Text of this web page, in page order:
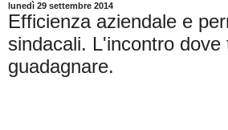
lunedì 29 settembre 2014
Efficienza aziendale e
sindacali. L'incontro
guadagnare.